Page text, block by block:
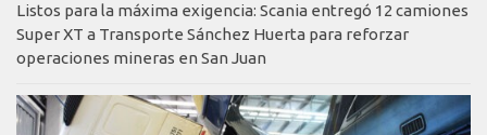
Listos para la máxima exigencia: Scania entregó 12 camiones
Super XT a Transporte Sánchez Huerta para reforzar
operaciones mineras en San Juan